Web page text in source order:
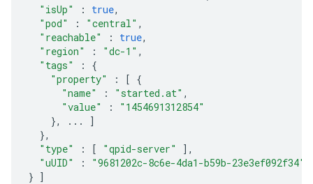
"isUp"
: true,
"pod"
: "central" ,
"reachable"
: true,
"region"
: "dc-1" ,
"tags"
:
{
"property"
: [ {
"name"
: "started.at" ,
"value"
:
"1454691312854"
},
...
]
},
"type"
: [ "qpid-server"
],
"uUID"
:
"9681202c-8c6e-4da1-b59b-23e3ef092f34"
} ]